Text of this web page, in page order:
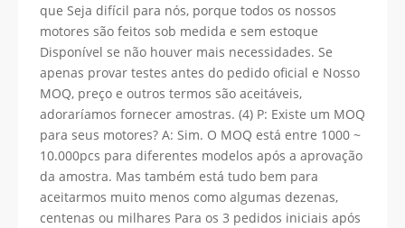
que Seja difícil para nós, porque todos os nossos
motores são feitos sob medida e sem estoque
Disponível se não houver mais necessidades. Se
apenas provar testes antes do pedido oficial e Nosso
MOQ, preço e outros termos são aceitáveis,
adoraríamos fornecer amostras. (4) P: Existe um MOQ
para seus motores? A: Sim. O MOQ está entre 1000 ~
10.000pcs para diferentes modelos após a aprovação
da amostra. Mas também está tudo bem para
aceitarmos muito menos como algumas dezenas,
centenas ou milhares Para os 3 pedidos iniciais após